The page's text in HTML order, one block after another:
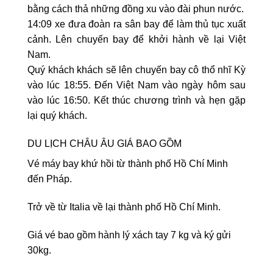
bằng cách thả những đồng xu vào đài phun nước.
14:09 xe đưa đoàn ra sân bay để làm thủ tục xuất
cảnh. Lên chuyến bay để khởi hành về lại Việt
Nam.
Quý khách khách sẽ lên chuyến bay cô thổ nhĩ Kỳ
vào lúc 18:55. Đến Việt Nam vào ngày hôm sau
vào lúc 16:50. Kết thúc chương trình và hẹn gặp
lại quý khách.
DU LỊCH CHÂU ÂU GIÁ BAO GỒM
Vé máy bay khứ hồi từ thành phố Hồ Chí Minh
đến Pháp.
Trở về từ Italia về lại thành phố Hồ Chí Minh.
Giá vé bao gồm hành lý xách tay 7 kg và ký gửi
30kg.